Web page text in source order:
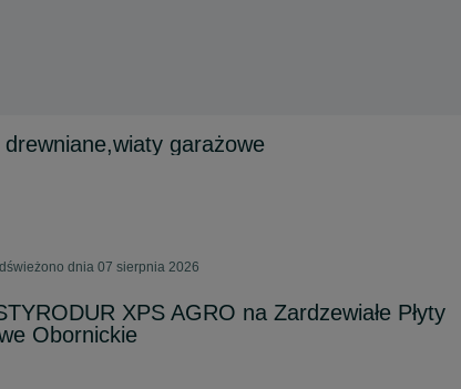
drewniane,wiaty garażowe
dnia 07 sierpnia 2026
XPS AGRO na Zardzewiałe Płyty
Obornickie